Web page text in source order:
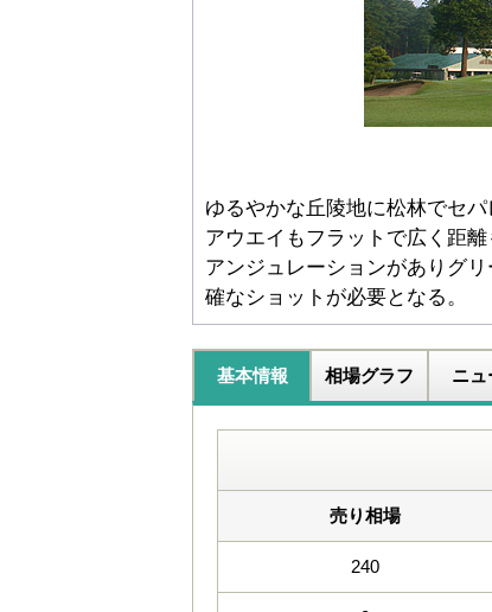
ゆるやかな丘陵地に松林でセ
アウエイもフラットで広く距
アンジュレーションがありグ
確なショットが必要となる。
基本情報 相場グラフ ニュ
売り相場
240